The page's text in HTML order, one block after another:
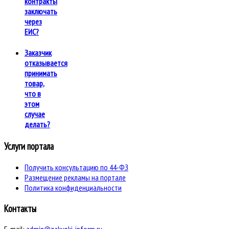
заключать
через
ЕИС?
Заказчик
отказывается
принимать
товар,
что в
этом
случае
делать?
Услуги портала
Получить консультацию по 44-ФЗ
Размещение рекламы на портале
Политика конфиденциальности
Контакты